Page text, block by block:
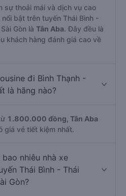
sự thoải mái và dịch vụ cao
bật trên tuyến Thái Bình -
Gòn là Tân Aba. Đây đều là
khách hàng đánh giá cao về
đi Bình Thạnh -
là hãng nào?
1.800.000 đồng, Tân Aba
giá vé tiết kiệm nhất.
nhiêu nhà xe
Thái Bình - Thái
Gòn?